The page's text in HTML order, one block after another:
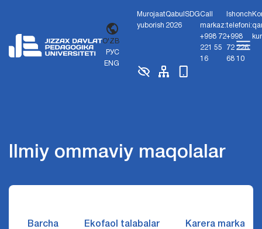
O'ZB
РУС
ENG
Murojaat
yuborish
Qabul
2026
SDGCall
markaz:
+998 72
221 55
16
Ishonch
telefoni:
+998
72 226
68 10
Ilmiy ommaviy maqolalar
Barcha Ekofaol talabalar Karera markazi